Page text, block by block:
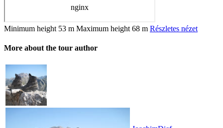
Minimum height 53 m Maximum height 68 m Részletes nézet
More about the tour author